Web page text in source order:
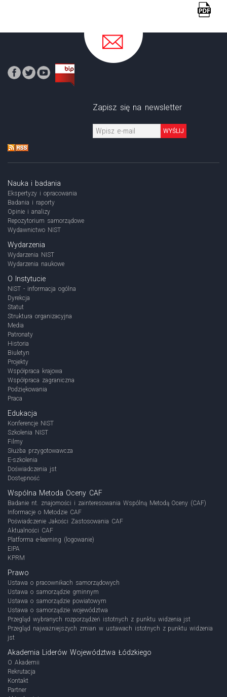
Zapisz się na newsletter
WYŚLIJ
Nauka i badania
Ekspertyzy i opracowania
Badania i raporty
Opinie i analizy
Repozytorium samorządowe
Wydawnictwo NIST
Wydarzenia
Wydarzenia NIST
Wydarzenia naukowe
O Instytucie
NIST - informacja ogólna
Dyrekcja
Statut
Struktura organizacyjna
Media
Patronaty
Historia
Biuletyn
Projekty
Współpraca krajowa
Współpraca zagraniczna
Podziękowania
Praca
Edukacja
Konferencje NIST
Szkolenia NIST
Filmy
Służba przygotowawcza
E-szkolenia
Doświadczenia jst
Dostępność
Wspólna Metoda Oceny CAF
Badanie nt. znajomości i zainteresowania Wspólną Metodą Oceny (CAF)
Informacje o Metodzie CAF
Poświadczenie Jakości Zastosowania CAF
Aktualności CAF
Platforma e-learning (logowanie)
EIPA
KPRM
Prawo
Ustawa o pracownikach samorządowych
Ustawa o samorządzie gminnym
Ustawa o samorządzie powiatowym
Ustawa o samorządzie województwa
Przegląd wybranych rozporządzeń istotnych z punktu widzenia jst
Przegląd najważniejszych zmian w ustawach istotnych z punktu widzenia
jst
Akademia Liderów Województwa Łódzkiego
O Akademii
Rekrutacja
Kontakt
Partner